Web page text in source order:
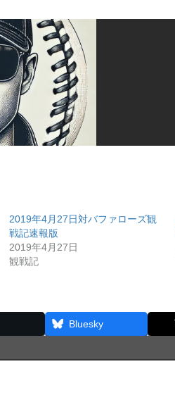
2019年4月27日対バファローズ観
戦記速報版
2019年4月27日
観戦記
Bluesky